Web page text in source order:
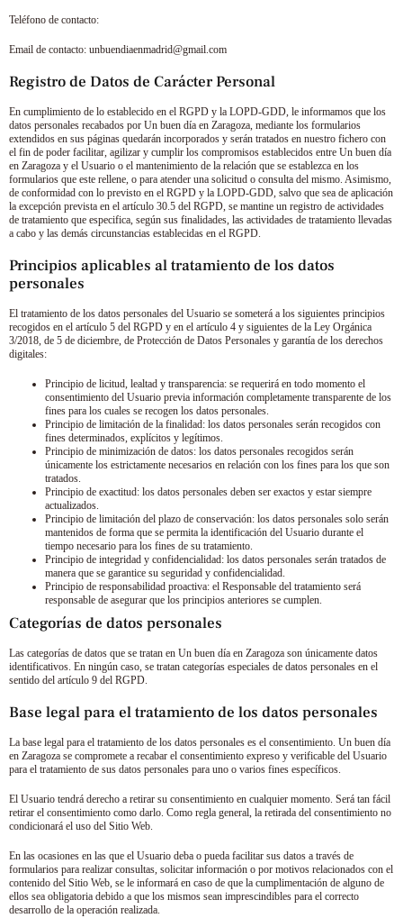
Teléfono de contacto:
Email de contacto: unbuendiaenmadrid@gmail.com
Registro de Datos de Carácter Personal
En cumplimiento de lo establecido en el RGPD y la LOPD-GDD, le informamos que los
datos personales recabados por Un buen día en Zaragoza, mediante los formularios
extendidos en sus páginas quedarán incorporados y serán tratados en nuestro fichero con
el fin de poder facilitar, agilizar y cumplir los compromisos establecidos entre Un buen día
en Zaragoza y el Usuario o el mantenimiento de la relación que se establezca en los
formularios que este rellene, o para atender una solicitud o consulta del mismo. Asimismo,
de conformidad con lo previsto en el RGPD y la LOPD-GDD, salvo que sea de aplicación
la excepción prevista en el artículo 30.5 del RGPD, se mantine un registro de actividades
de tratamiento que especifica, según sus finalidades, las actividades de tratamiento llevadas
a cabo y las demás circunstancias establecidas en el RGPD.
Principios aplicables al tratamiento de los datos
personales
El tratamiento de los datos personales del Usuario se someterá a los siguientes principios
recogidos en el artículo 5 del RGPD y en el artículo 4 y siguientes de la Ley Orgánica
3/2018, de 5 de diciembre, de Protección de Datos Personales y garantía de los derechos
digitales:
Principio de licitud, lealtad y transparencia: se requerirá en todo momento el
consentimiento del Usuario previa información completamente transparente de los
fines para los cuales se recogen los datos personales.
Principio de limitación de la finalidad: los datos personales serán recogidos con
fines determinados, explícitos y legítimos.
Principio de minimización de datos: los datos personales recogidos serán
únicamente los estrictamente necesarios en relación con los fines para los que son
tratados.
Principio de exactitud: los datos personales deben ser exactos y estar siempre
actualizados.
Principio de limitación del plazo de conservación: los datos personales solo serán
mantenidos de forma que se permita la identificación del Usuario durante el
tiempo necesario para los fines de su tratamiento.
Principio de integridad y confidencialidad: los datos personales serán tratados de
manera que se garantice su seguridad y confidencialidad.
Principio de responsabilidad proactiva: el Responsable del tratamiento será
responsable de asegurar que los principios anteriores se cumplen.
Categorías de datos personales
Las categorías de datos que se tratan en Un buen día en Zaragoza son únicamente datos
identificativos. En ningún caso, se tratan categorías especiales de datos personales en el
sentido del artículo 9 del RGPD.
Base legal para el tratamiento de los datos personales
La base legal para el tratamiento de los datos personales es el consentimiento. Un buen día
en Zaragoza se compromete a recabar el consentimiento expreso y verificable del Usuario
para el tratamiento de sus datos personales para uno o varios fines específicos.
El Usuario tendrá derecho a retirar su consentimiento en cualquier momento. Será tan fácil
retirar el consentimiento como darlo. Como regla general, la retirada del consentimiento no
condicionará el uso del Sitio Web.
En las ocasiones en las que el Usuario deba o pueda facilitar sus datos a través de
formularios para realizar consultas, solicitar información o por motivos relacionados con el
contenido del Sitio Web, se le informará en caso de que la cumplimentación de alguno de
ellos sea obligatoria debido a que los mismos sean imprescindibles para el correcto
desarrollo de la operación realizada.